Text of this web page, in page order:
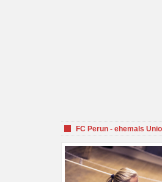
FC Perun - ehemals